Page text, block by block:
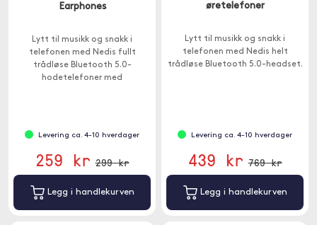
Earphones
Lytt til musikk og snakk i
telefonen med Nedis fullt
trådløse Bluetooth 5.0-
hodetelefoner med
Levering ca. 4-10 hverdager
259 kr 299 kr
Legg i handlekurven
øretelefoner
Lytt til musikk og snakk i
telefonen med Nedis helt
trådløse Bluetooth 5.0-headset.
Levering ca. 4-10 hverdager
439 kr 769 kr
Legg i handlekurven